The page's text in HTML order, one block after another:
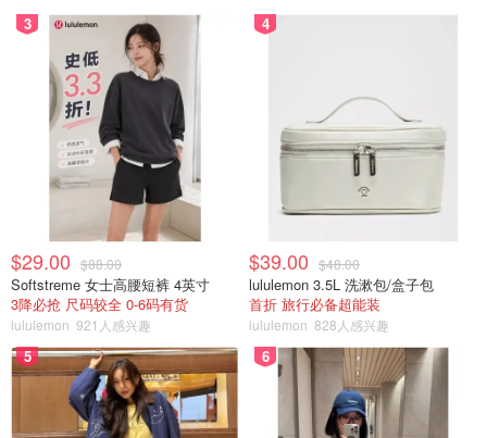
3
$29.00 $88.00
Softstreme 女士高腰短裤 4英寸
3降必抢 尺码较全 0-6码有货
lululemon 921人感兴趣
4
$39.00 $48.00
lululemon 3.5L 洗漱包/盒子包
首折 旅行必备超能装
lululemon 828人感兴趣
5 6